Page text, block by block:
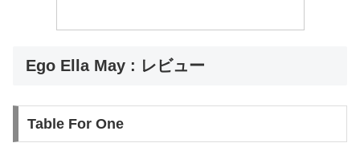
Ego Ella May : レビュー
Table For One